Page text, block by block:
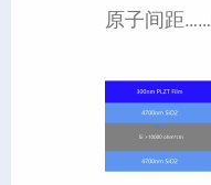
定
超
薄
硅
度
响
原子间距……